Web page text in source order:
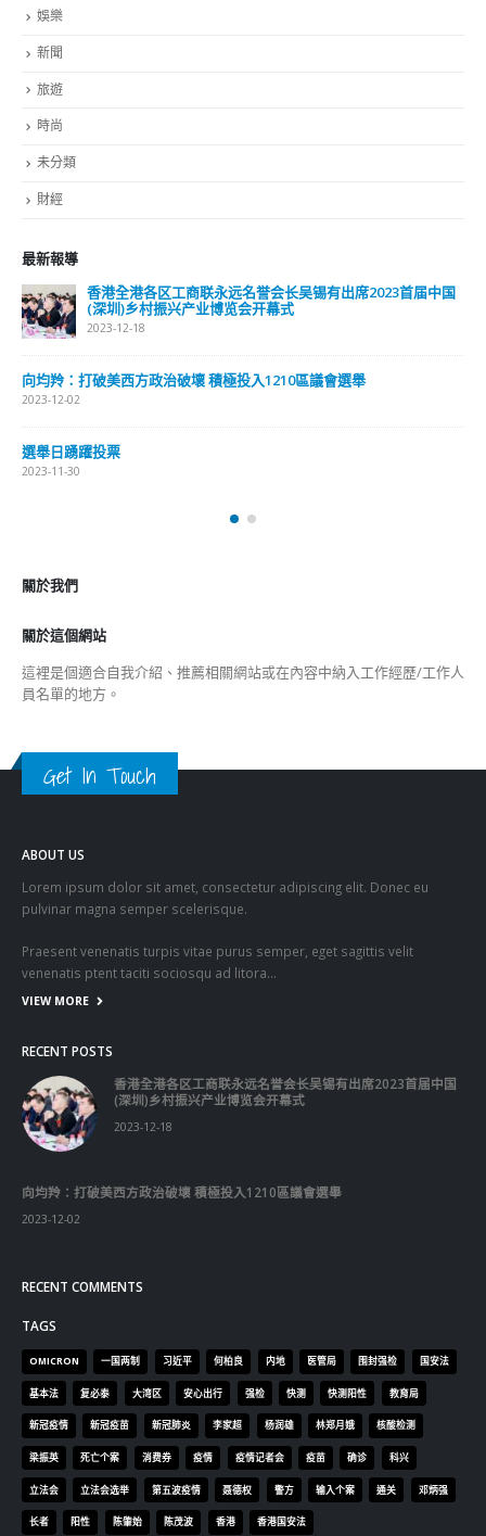
娛樂
新聞
旅遊
時尚
未分類
財經
最新報導
香港全港各区工商联永远名誉会长吴锡有出席2023首届中国
(深圳)乡村振兴产业博览会开幕式
2023-12-18
向均羚：打破美西方政治破壞 積極投入1210區議會選舉
2023-12-02
選舉日踴躍投票
2023-11-30
關於我們
關於這個網站
這裡是個適合自我介紹、推薦相關網站或在內容中納入工作經歷/工作人
員名單的地方。
Get In Touch
ABOUT US
Lorem ipsum dolor sit amet, consectetur adipiscing elit. Donec eu
pulvinar magna semper scelerisque.
Praesent venenatis turpis vitae purus semper, eget sagittis velit
venenatis ptent taciti sociosqu ad litora…
VIEW MORE
RECENT POSTS
香港全港各区工商联永远名誉会长吴锡有出席2023首届中国
(深圳)乡村振兴产业博览会开幕式
2023-12-18
向均羚：打破美西方政治破壞 積極投入1210區議會選舉
2023-12-02
RECENT COMMENTS
TAGS
OMICRON 一国两制 习近平 何柏良 内地 医管局 围封强检 国安法
基本法 复必泰 大湾区 安心出行 强检 快测 快测阳性 教育局
新冠疫情 新冠疫苗 新冠肺炎 李家超 杨润雄 林郑月娥 核酸检测
梁振英 死亡个案 消费券 疫情 疫情记者会 疫苗 确诊 科兴
立法会 立法会选举 第五波疫情 聂德权 警方 输入个案 通关 邓炳强
长者 阳性 陈肇始 陈茂波 香港 香港国安法